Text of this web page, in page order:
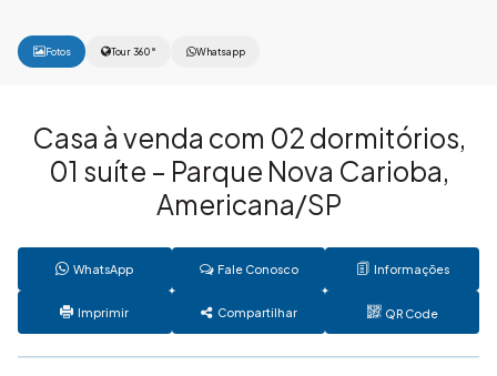
Fotos Tour 360° Whatsapp
Casa à venda com 02 dormitórios,
01 suíte – Parque Nova Carioba,
Americana/SP
WhatsApp Fale Conosco Informações
Imprimir Compartilhar QR Code